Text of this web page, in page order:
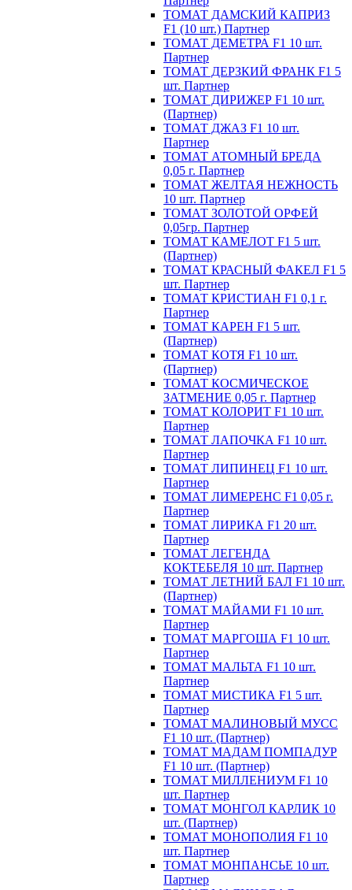
ТОМАТ ДАМСКИЙ КАПРИЗ
F1 (10 шт.) Партнер
ТОМАТ ДЕМЕТРА F1 10 шт.
Партнер
ТОМАТ ДЕРЗКИЙ ФРАНК F1 5
шт. Партнер
ТОМАТ ДИРИЖЕР F1 10 шт.
(Партнер)
ТОМАТ ДЖАЗ F1 10 шт.
Партнер
ТОМАТ АТОМНЫЙ БРЕДА
0,05 г. Партнер
ТОМАТ ЖЕЛТАЯ НЕЖНОСТЬ
10 шт. Партнер
ТОМАТ ЗОЛОТОЙ ОРФЕЙ
0,05гр. Партнер
ТОМАТ КАМЕЛОТ F1 5 шт.
(Партнер)
ТОМАТ КРАСНЫЙ ФАКЕЛ F1 5
шт. Партнер
ТОМАТ КРИСТИАН F1 0,1 г.
Партнер
ТОМАТ КАРЕН F1 5 шт.
(Партнер)
ТОМАТ КОТЯ F1 10 шт.
(Партнер)
ТОМАТ КОСМИЧЕСКОЕ
ЗАТМЕНИЕ 0,05 г. Партнер
ТОМАТ КОЛОРИТ F1 10 шт.
Партнер
ТОМАТ ЛАПОЧКА F1 10 шт.
Партнер
ТОМАТ ЛИПИНЕЦ F1 10 шт.
Партнер
ТОМАТ ЛИМЕРЕНС F1 0,05 г.
Партнер
ТОМАТ ЛИРИКА F1 20 шт.
Партнер
ТОМАТ ЛЕГЕНДА
КОКТЕБЕЛЯ 10 шт. Партнер
ТОМАТ ЛЕТНИЙ БАЛ F1 10 шт.
(Партнер)
ТОМАТ МАЙАМИ F1 10 шт.
Партнер
ТОМАТ МАРГОША F1 10 шт.
Партнер
ТОМАТ МАЛЬТА F1 10 шт.
Партнер
ТОМАТ МИСТИКА F1 5 шт.
Партнер
ТОМАТ МАЛИНОВЫЙ МУСС
F1 10 шт. (Партнер)
ТОМАТ МАДАМ ПОМПАДУР
F1 10 шт. (Партнер)
ТОМАТ МИЛЛЕНИУМ F1 10
шт. Партнер
ТОМАТ МОНГОЛ КАРЛИК 10
шт. (Партнер)
ТОМАТ МОНОПОЛИЯ F1 10
шт. Партнер
ТОМАТ МОНПАНСЬЕ 10 шт.
Партнер